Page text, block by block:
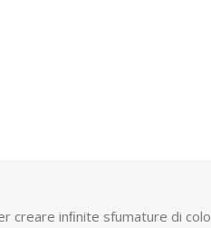
creare inﬁnite sfumature di